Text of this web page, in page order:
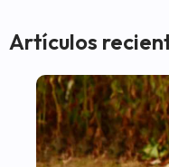
Artículos